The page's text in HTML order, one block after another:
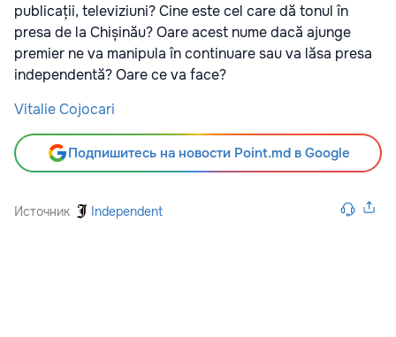
publicații, televiziuni? Cine este cel care dă tonul în
presa de la Chișinău? Oare acest nume dacă ajunge
premier ne va manipula în continuare sau va lăsa presa
independentă? Oare ce va face?
Vitalie Cojocari
Подпишитесь на новости Point.md в Google
Источник Independent